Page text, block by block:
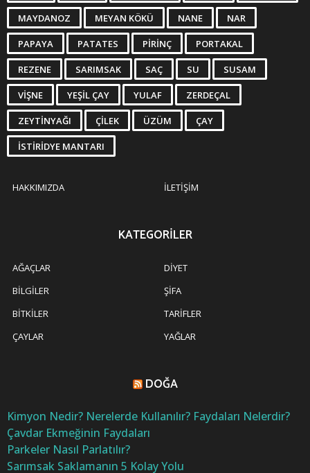
MAYDANOZ MEYAN KÖKÜ NANE NAR
PAPAYA PATATES PIRINÇ PORTAKAL
REZENE SARIMSAK SAÇ SU SUSAM
VIŞNE YEŞIL ÇAY YULAF ZERDEÇAL
ZEYTINYAĞI ÇILEK ÜZÜM ÇAY
İSTIRIDYE MANTARI
HAKKIMIZDA İLETIŞIM
KATEGORILER
AĞAÇLAR
BILGILER
BITKILER
ÇAYLAR
DIYET
ŞIFA
TARIFLER
YAĞLAR
DOĞA
Kimyon Nedir? Nerelerde Kullanılır? Faydaları Nelerdir?
Çavdar Ekmeğinin Faydaları
Parkeler Nasıl Parlatılır?
Sarımsak Saklamanın 5 Kolay Yolu